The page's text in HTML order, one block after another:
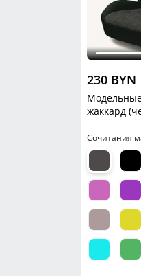
230 BYN
жаккард
Сочитания